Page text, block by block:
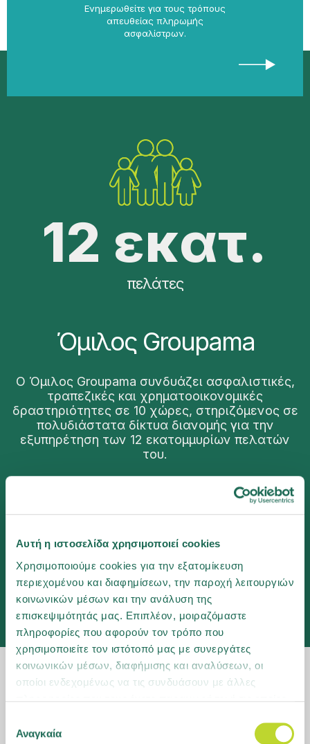
Αυτή η ιστοσελίδα χρησιμοποιεί cookies
Χρησιμοποιούμε cookies για την εξατομίκευση
περιεχομένου και διαφημίσεων, την παροχή λειτουργιών
κοινωνικών μέσων και την ανάλυση της
επισκεψιμότητάς μας. Επιπλέον, μοιραζόμαστε
πληροφορίες που αφορούν τον τρόπο που
χρησιμοποιείτε τον ιστότοπό μας με συνεργάτες
κοινωνικών μέσων, διαφήμισης και αναλύσεων, οι
οποίοι ενδεχομένως να τις συνδυάσουν με άλλες
των υπηρεσιών τους. Μάθετε περισσότερα για τα
συγκατάθεσης
Αναγκαία
Ενημερωθείτε για τους τρόπους
απευθείας πληρωμής
ασφαλίστρων.
12 εκατ.
πελάτες
Όμιλος Groupama
O Όμιλος Groupama συνδυάζει ασφαλιστικές,
τραπεζικές και χρηματοοικονομικές
δραστηριότητες σε 10 χώρες, στηριζόμενος σε
πολυδιάστατα δίκτυα διανομής για την
εξυπηρέτηση των 12 εκατομμυρίων πελατών
του.
Prev Next
01/03
ΤΑ ΝΕΑ ΜΑΣ